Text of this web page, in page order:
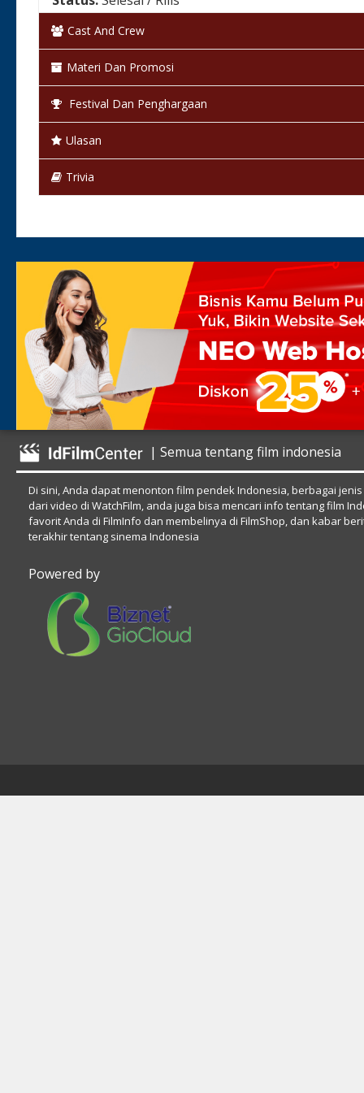
Cast And Crew
Materi Dan Promosi
Festival Dan Penghargaan
Ulasan
Trivia
| Semua tentang film indonesia
Di sini, Anda dapat menonton film pendek Indonesia, berbagai
dari video di WatchFilm, anda juga bisa mencari info tentang film
favorit Anda di FilmInfo dan membelinya di FilmShop, dan kabar
terakhir tentang sinema Indonesia
Powered by